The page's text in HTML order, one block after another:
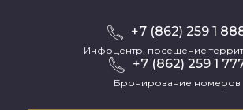
+7 (862) 259 1
Инфоцентр, посещение
+7 (862) 259 1
Бронирование номеров